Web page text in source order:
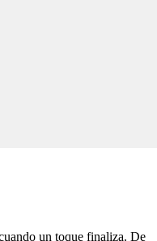
un toque finaliza. De